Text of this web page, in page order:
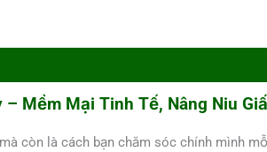
– Mềm Mại Tinh Tế, Nâng Niu
còn là cách bạn chăm sóc chính mình